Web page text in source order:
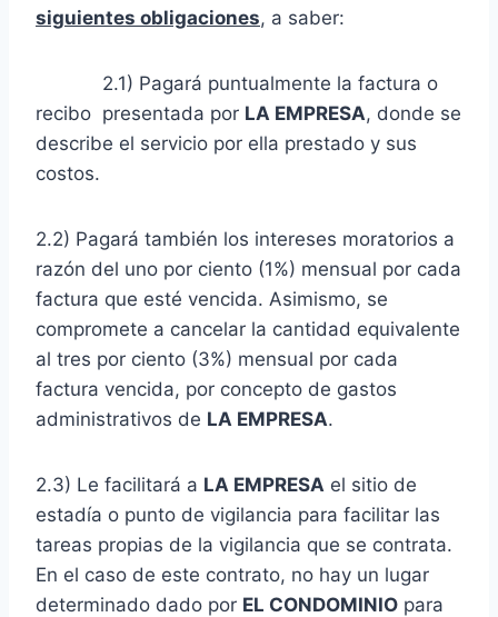
siguientes obligaciones, a saber:
2.1) Pagará puntualmente la factura o
recibo presentada por LA EMPRESA, donde se
describe el servicio por ella prestado y sus
costos.
2.2) Pagará también los intereses moratorios a
razón del uno por ciento (1%) mensual por cada
factura que esté vencida. Asimismo, se
compromete a cancelar la cantidad equivalente
al tres por ciento (3%) mensual por cada
factura vencida, por concepto de gastos
administrativos de LA EMPRESA.
2.3) Le facilitará a LA EMPRESA el sitio de
estadía o punto de vigilancia para facilitar las
tareas propias de la vigilancia que se contrata.
En el caso de este contrato, no hay un lugar
determinado dado por EL CONDOMINIO para